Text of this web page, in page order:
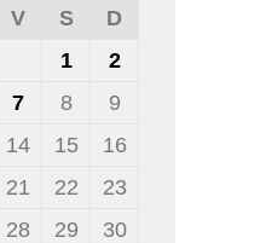
V S
D
1
2
7 8
9
14 15
16
21 22
23
28 29
30